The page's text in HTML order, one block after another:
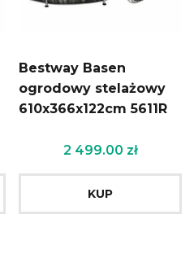
Bestway Basen
ogrodowy stelażowy
610x366x122cm 5611R
2 499.00 zł
KUP